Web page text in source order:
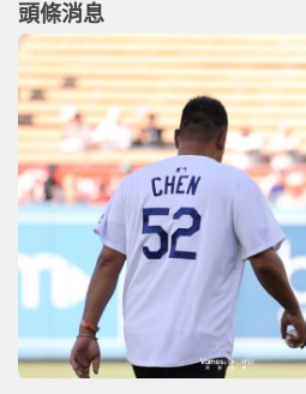
頭條消息